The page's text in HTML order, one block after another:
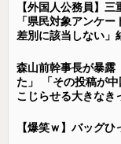
【外国人公務員】
「県民対象アンケ
差別に該当しない」
森山前幹事長が暴露
た」 「その投稿が
こじらせる大きなき
【爆笑ｗ】バッグ